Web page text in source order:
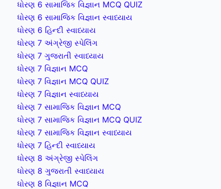
ધોરણ 6 સામાજિક વિજ્ઞાન MCQ QUIZ
ધોરણ 6 સામાજિક વિજ્ઞાન સ્વાધ્યાય
ધોરણ 6 હિન્દી સ્વાધ્યાય
ધોરણ 7 અંગ્રેજી સ્પેલિંગ
ધોરણ 7 ગુજરાતી સ્વાધ્યાય
ધોરણ 7 વિજ્ઞાન MCQ
ધોરણ 7 વિજ્ઞાન MCQ QUIZ
ધોરણ 7 વિજ્ઞાન સ્વાધ્યાય
ધોરણ 7 સામાજિક વિજ્ઞાન MCQ
ધોરણ 7 સામાજિક વિજ્ઞાન MCQ QUIZ
ધોરણ 7 સામાજિક વિજ્ઞાન સ્વાધ્યાય
ધોરણ 7 હિન્દી સ્વાધ્યાય
ધોરણ 8 અંગ્રેજી સ્પેલિંગ
ધોરણ 8 ગુજરાતી સ્વાધ્યાય
ધોરણ 8 વિજ્ઞાન MCQ